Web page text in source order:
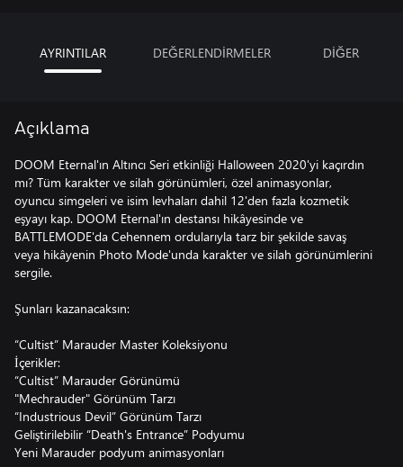
AYRINTILAR DEĞERLENDİRMELER DİĞER
Açıklama
DOOM Eternal'ın Altıncı Seri etkinliği Halloween 2020'yi kaçırdın
mı? Tüm karakter ve silah görünümleri, özel animasyonlar,
oyuncu simgeleri ve isim levhaları dahil 12'den fazla kozmetik
eşyayı kap. DOOM Eternal'ın destansı hikâyesinde ve
BATTLEMODE'da Cehennem ordularıyla tarz bir şekilde savaş
veya hikâyenin Photo Mode'unda karakter ve silah görünümlerini
sergile.
Şunları kazanacaksın:
“Cultist” Marauder Master Koleksiyonu
İçerikler:
“Cultist” Marauder Görünümü
"Mechrauder" Görünüm Tarzı
“Industrious Devil” Görünüm Tarzı
Geliştirilebilir “Death's Entrance” Podyumu
Yeni Marauder podyum animasyonları